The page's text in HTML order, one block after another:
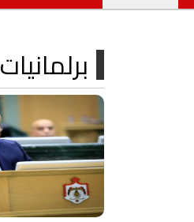
برلمانيات